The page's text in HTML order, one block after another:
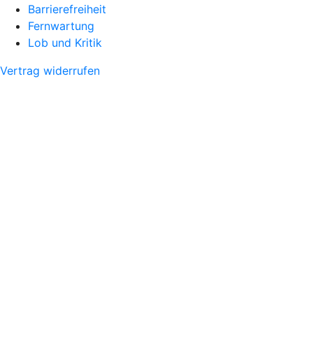
Barrierefreiheit
Fernwartung
Lob und Kritik
Vertrag widerrufen